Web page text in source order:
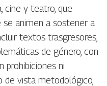
cine y teatro, que
se animen a sostener a
textos trasgresores,
de género, con
prohibiciones ni
de vista metodológico,